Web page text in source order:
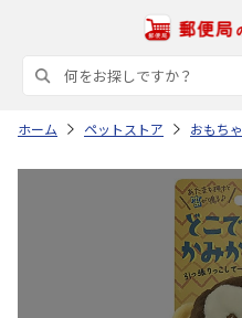
ホーム ペットストア おもちゃ